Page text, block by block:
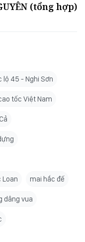
(tổng hợp)
lộ 45 - Nghi Sơn
tốc Việt Nam
Loan mai hắc đế
dâng vua